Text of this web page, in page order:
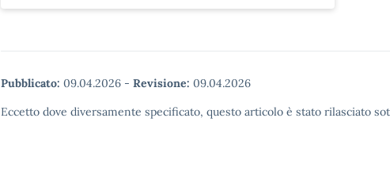
Pubblicato: 09.04.2026 - Revisione: 09.04.2026
Eccetto dove diversamente specificato, questo articolo è stato rilasciato